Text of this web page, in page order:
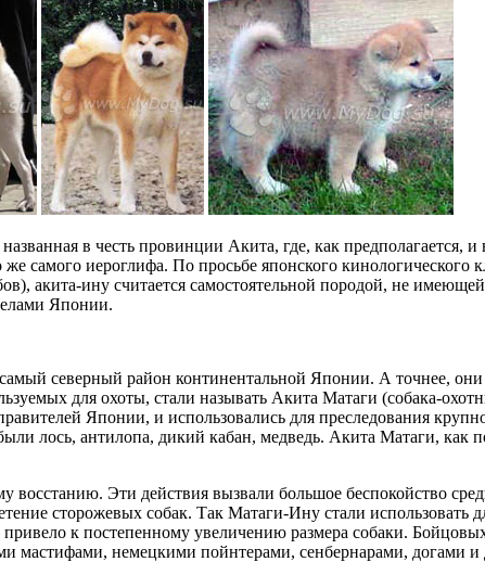
в честь провинции Акита, где, как предполагается, и
самого иероглифа. По просьбе японского кинологического
акита-ину считается самостоятельной породой, не
Японии.
северный район континентальной Японии. А точнее, они
для охоты, стали называть Акита Матаги (собака-
Японии, и использовались для преследования
лось, антилопа, дикий кабан, медведь. Акита Матаги, как
Эти действия вызвали большое беспокойство
сторожевых собак. Так Матаги-Ину стали использовать
привело к постепенному увеличению размера собаки.
мастифами, немецкими пойнтерами, сенбернарами, догами и